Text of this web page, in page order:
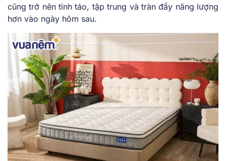
cũng trở nên tỉnh táo, tập trung và tràn đầy năng lượng
hơn vào ngày hôm sau.